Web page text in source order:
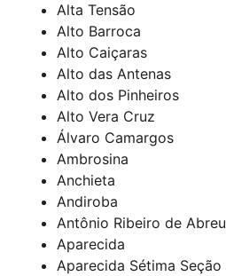
Alta Tensão
Alto Barroca
Alto Caiçaras
Alto das Antenas
Alto dos Pinheiros
Alto Vera Cruz
Álvaro Camargos
Ambrosina
Anchieta
Andiroba
Antônio Ribeiro de Abreu
Aparecida
Aparecida Sétima Seção